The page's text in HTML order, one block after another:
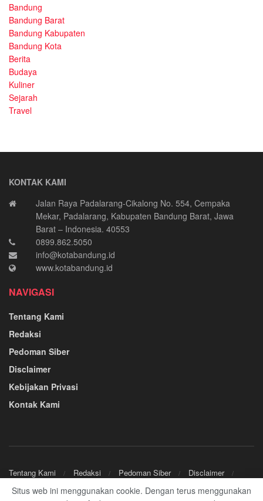
Bandung
Bandung Barat
Bandung Kabupaten
Bandung Kota
Berita
Budaya
Kuliner
Sejarah
Travel
KONTAK KAMI
Jalan Raya Padalarang-Cikalong No. 554, Cempaka
Mekar, Padalarang, Kabupaten Bandung Barat, Jawa
Barat – Indonesia. 40553
0899.862.5050
info@kotabandung.id
www.kotabandung.id
NAVIGASI
Tentang Kami
Redaksi
Pedoman Siber
Disclaimer
Kebijakan Privasi
Kontak Kami
Tentang Kami Redaksi Pedoman Siber
Disclaimer
Situs web ini menggunakan cookie. Dengan terus menggunakan